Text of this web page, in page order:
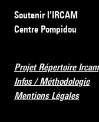
Soutenir l’IRCAM
Centre Pompidou
Projet Répertoire Ircam
Infos / Méthodologie
Mentions Légales